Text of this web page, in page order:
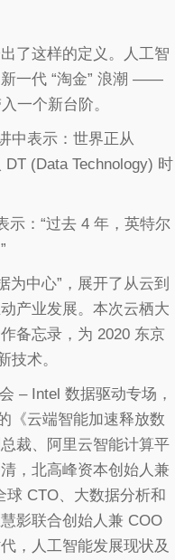
了这样的定义。人工智
一代 “淘金” 浪潮 ——
一个新台阶。
中表示：世界正从
(Data Technology) 时
示：“过去 4 年，英特尔
为中心”，展开了从云到
产业发展。本次云栖大
备忘录，为 2020 东京
技术。
– Intel 数据驱动专场，
《云端智能加速释放数
裁、阿里云智能计算平
，北高峰资本创始人兼
球 CTO、大数据分析和
影联合创始人兼 COO
，人工智能发展现状及